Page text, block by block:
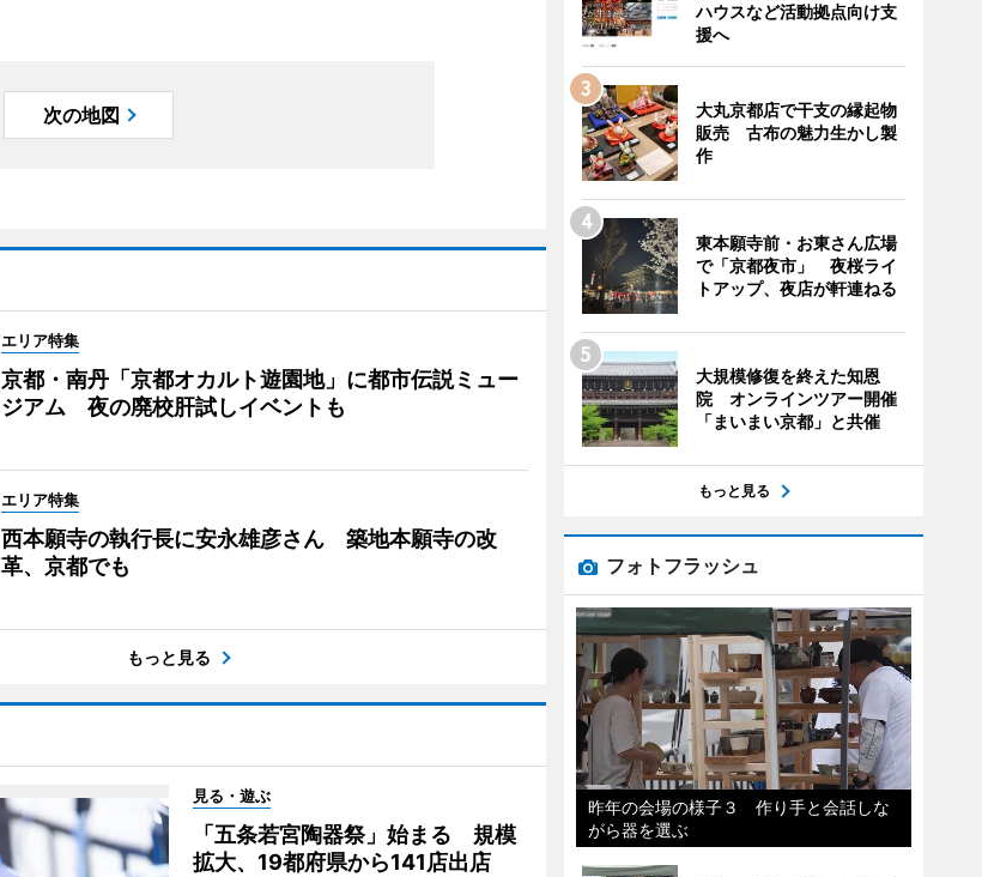
次の地図
エリア特集
京都・南丹「京都オカルト遊園地」に都市伝説ミュー
ジアム 夜の廃校肝試しイベントも
エリア特集
西本願寺の執行長に安永雄彦さん 築地本願寺の改
革、京都でも
もっと見る
見る・遊ぶ
「五条若宮陶器祭」始まる 規模
拡大、19都府県から141店出店
ハウスなど活動拠点向け支
援へ
大丸京都店で干支の縁起物
販売 古布の魅力生かし製
作
東本願寺前・お東さん広場
で「京都夜市」 夜桜ライ
トアップ、夜店が軒連ねる
大規模修復を終えた知恩
院 オンラインツアー開催
「まいまい京都」と共催
もっと見る
フォトフラッシュ
昨年の会場の様子３ 作り手と会話しな
がら器を選ぶ